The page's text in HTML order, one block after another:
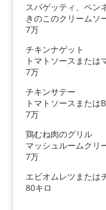
スパゲッティ、ペン
きのこのクリームソ
7万
チキンナゲット
トマトソースまたは
7万
チキンサテー
トマトソースまたは
7万
鶏むね肉のグリル
マッシュルームクリ
7万
エビオムレツまたは
80キロ